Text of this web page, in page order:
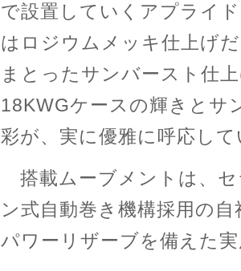
で設置していくアプライ
はロジウムメッキ仕上げ
まとったサンバースト仕
18KWGケースの輝きとサ
彩が、実に優雅に呼応し
搭載ムーブメントは、
ン式自動巻き機構採用の
パワーリザーブを備えた